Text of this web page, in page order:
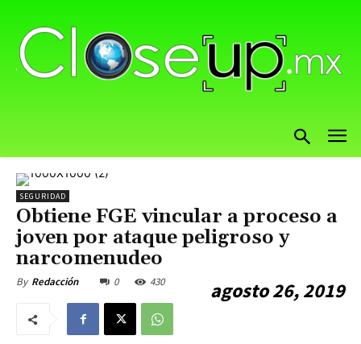
SEGURIDAD
Obtiene FGE vincular a proceso a
joven por ataque peligroso y
narcomenudeo
By Redacción agosto 26, 2019
0 430